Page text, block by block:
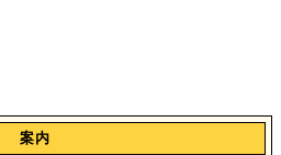
案内